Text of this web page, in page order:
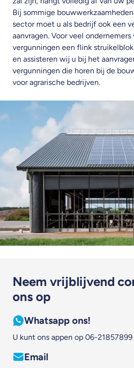
Bij sommige
sector moet u als bedrijf ook een
aanvragen. Voor veel
vergunningen een flink
en assisteren wij u bij het
vergunningen die horen bij de
voor agrarische bedrijven.
Neem vrijblijvend
ons op
Whatsapp ons!
U kunt ons appen op 06-21857899
Email